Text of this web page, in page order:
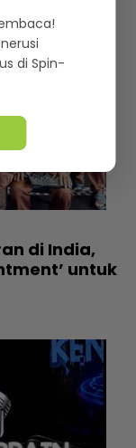
di India,
untuk
di Spin-